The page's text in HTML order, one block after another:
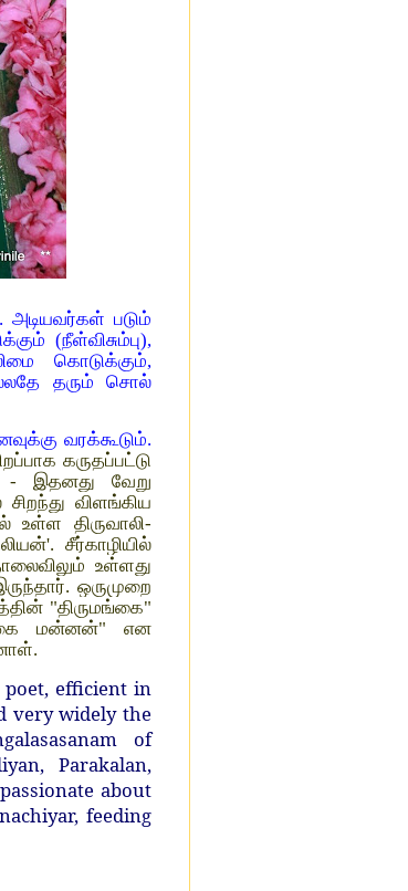
அடியவர்கள் படும்
(நீள்விசும்பு),
கொடுக்கும்,
தரும் சொல்
வரக்கூடும்.
கருதப்பட்டு
- இதனது வேறு
விளங்கிய
திருவாலி-
சீர்காழியில்
உள்ளது
ஒருமுறை
"திருமங்கை"
மன்னன்" என
efficient in
very widely the
of
Parakalan,
about
feeding